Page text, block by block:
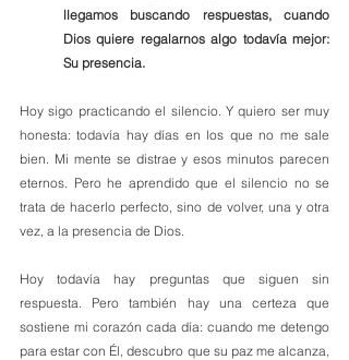
llegamos buscando respuestas, cuando
Dios quiere regalarnos algo todavía mejor:
Su presencia.
Hoy sigo practicando el silencio. Y quiero ser muy
honesta: todavía hay días en los que no me sale
bien. Mi mente se distrae y esos minutos parecen
eternos. Pero he aprendido que el silencio no se
trata de hacerlo perfecto, sino de volver, una y otra
vez, a la presencia de Dios.
Hoy todavía hay preguntas que siguen sin
respuesta. Pero también hay una certeza que
sostiene mi corazón cada día: cuando me detengo
para estar con Él, descubro que su paz me alcanza,